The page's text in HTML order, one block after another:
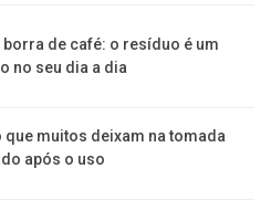
de café: o resíduo é um
no seu dia a dia
muitos deixam na tomada
após o uso